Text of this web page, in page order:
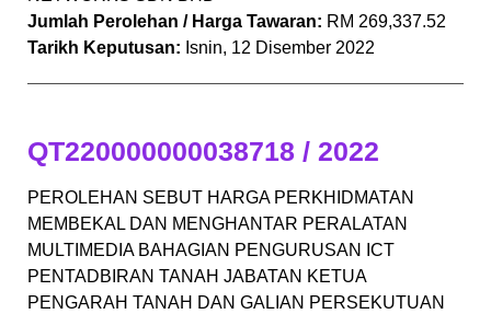
Jumlah Perolehan / Harga Tawaran: RM 269,337.52
Tarikh Keputusan: Isnin, 12 Disember 2022
QT220000000038718 / 2022
PEROLEHAN SEBUT HARGA PERKHIDMATAN
MEMBEKAL DAN MENGHANTAR PERALATAN
MULTIMEDIA BAHAGIAN PENGURUSAN ICT
PENTADBIRAN TANAH JABATAN KETUA
PENGARAH TANAH DAN GALIAN PERSEKUTUAN